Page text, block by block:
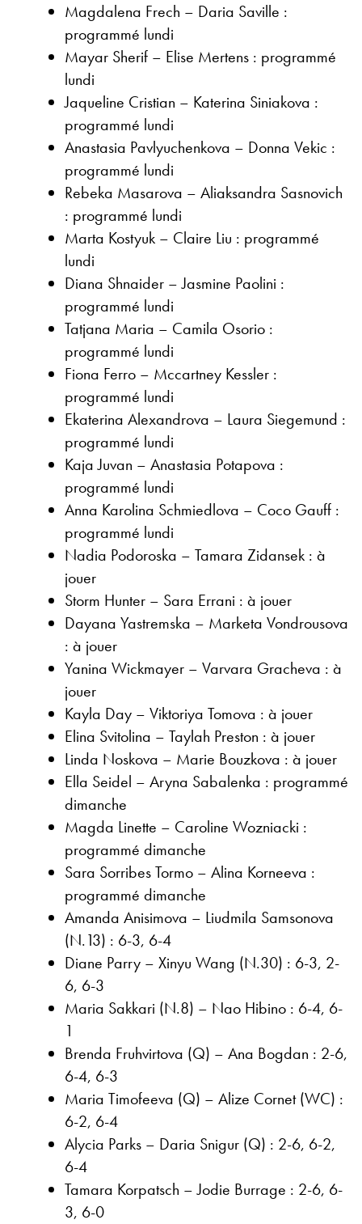
Magdalena Frech – Daria Saville :
programmé lundi
Mayar Sherif – Elise Mertens : programmé
lundi
Jaqueline Cristian – Katerina Siniakova :
programmé lundi
Anastasia Pavlyuchenkova – Donna Vekic :
programmé lundi
Rebeka Masarova – Aliaksandra Sasnovich
: programmé lundi
Marta Kostyuk – Claire Liu : programmé
lundi
Diana Shnaider – Jasmine Paolini :
programmé lundi
Tatjana Maria – Camila Osorio :
programmé lundi
Fiona Ferro – Mccartney Kessler :
programmé lundi
Ekaterina Alexandrova – Laura Siegemund :
programmé lundi
Kaja Juvan – Anastasia Potapova :
programmé lundi
Anna Karolina Schmiedlova – Coco Gauff :
programmé lundi
Nadia Podoroska – Tamara Zidansek : à
jouer
Storm Hunter – Sara Errani : à jouer
Dayana Yastremska – Marketa Vondrousova
: à jouer
Yanina Wickmayer – Varvara Gracheva : à
jouer
Kayla Day – Viktoriya Tomova : à jouer
Elina Svitolina – Taylah Preston : à jouer
Linda Noskova – Marie Bouzkova : à jouer
Ella Seidel – Aryna Sabalenka : programmé
dimanche
Magda Linette – Caroline Wozniacki :
programmé dimanche
Sara Sorribes Tormo – Alina Korneeva :
programmé dimanche
Amanda Anisimova – Liudmila Samsonova
(N.13) : 6-3, 6-4
Diane Parry – Xinyu Wang (N.30) : 6-3, 2-
6, 6-3
Maria Sakkari (N.8) – Nao Hibino : 6-4, 6-
1
Brenda Fruhvirtova (Q) – Ana Bogdan : 2-6,
6-4, 6-3
Maria Timofeeva (Q) – Alize Cornet (WC) :
6-2, 6-4
Alycia Parks – Daria Snigur (Q) : 2-6, 6-2,
6-4
Tamara Korpatsch – Jodie Burrage : 2-6, 6-
3, 6-0